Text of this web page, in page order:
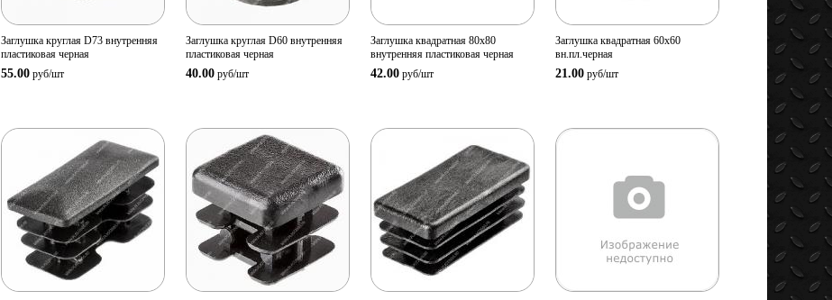
Заглушка круглая D73 внутренняя
пластиковая черная
55.00 руб/шт
В корзину
Заглушка круглая D60 внутренняя
пластиковая черная
40.00 руб/шт
Заглушка квадратная 80х80
внутренняя пластиковая черная
42.00 руб/шт
Заглушка квадратная 60х60
вн.пл.черная
21.00 руб/шт
Просмотр
товара
Количество:
В корзину
Просмотр
товара
Количество:
В корзину
Просмотр
товара
Количество:
В корзину
Просмотр
товара
Количество: